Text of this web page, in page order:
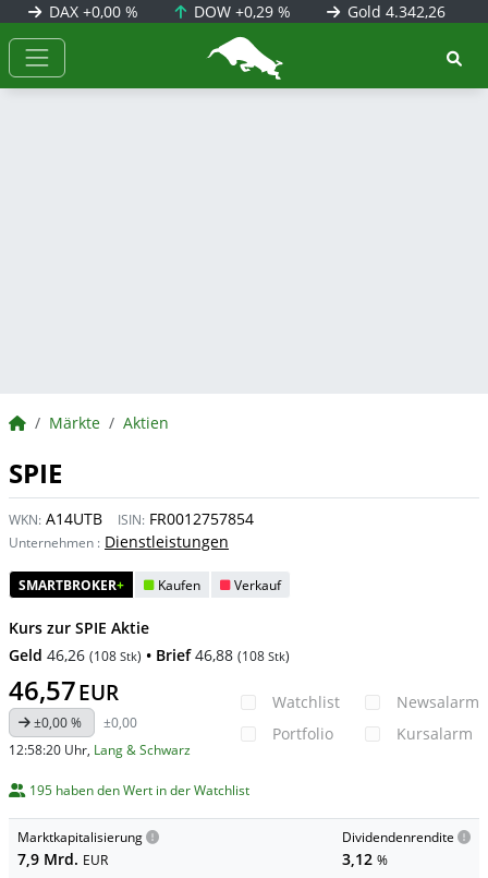
DAX +0,00 % DOW+0,29 % Gold 4.342,26
BörsenNEWS.de
BörsenNEWS.de
Märkte Aktien
SPIE
WKN: A14UTB ISIN: FR0012757854
Unternehmen : Dienstleistungen
SMARTBROKER+ Kaufen Verkauf
Kurs zur SPIE Aktie
Geld 46,26 (108 Stk) • Brief 46,88 (108 Stk)
46,57EUR
±0,00 %
±0,00
12:58:20 Uhr, Lang & Schwarz
Watchlist
Portfolio
Newsalarm
Kursalarm
195 haben den Wert in der Watchlist
Marktkapitalisierung
7,9 Mrd. EUR
Dividendenrendite
3,12 %